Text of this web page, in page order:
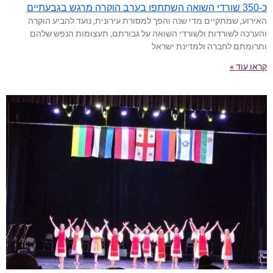
כ-350 שורדי השואה השתתפו בערב הוקרה מרגש בגבעתיים
האירוע, שמתקיים מדי שנה והפך למסורת עירונית, נועד להביע הוקרה
והערכה לשורדות ולשורדי השואה על גבורתם, תעצומות הנפש שלהם
ותרומתם לחברה ולמדינת ישראל
קראו עוד »